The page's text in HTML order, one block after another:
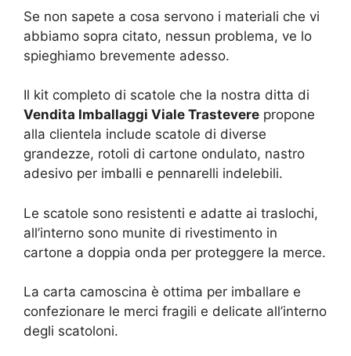
Se non sapete a cosa servono i materiali che vi
abbiamo sopra citato, nessun problema, ve lo
spieghiamo brevemente adesso.
Il kit completo di scatole che la nostra ditta di
Vendita Imballaggi Viale Trastevere propone
alla clientela include scatole di diverse
grandezze, rotoli di cartone ondulato, nastro
adesivo per imballi e pennarelli indelebili.
Le scatole sono resistenti e adatte ai traslochi,
all’interno sono munite di rivestimento in
cartone a doppia onda per proteggere la merce.
La carta camoscina è ottima per imballare e
confezionare le merci fragili e delicate all’interno
degli scatoloni.